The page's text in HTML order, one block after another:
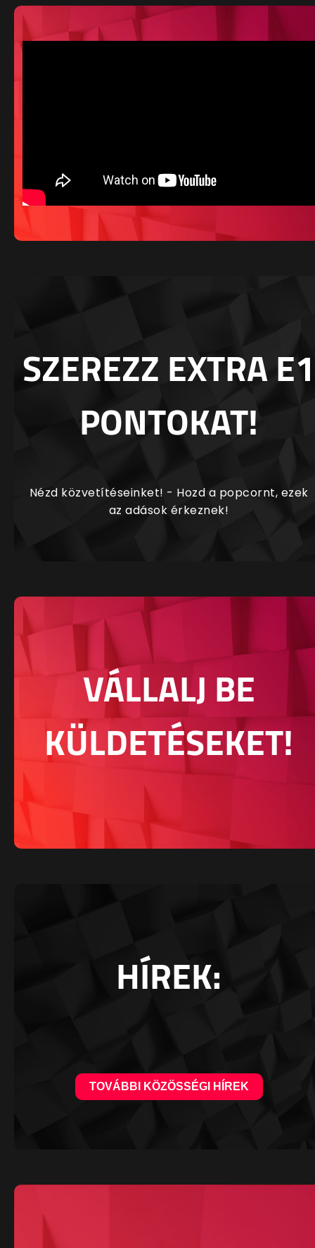
SZEREZZ EXTRA E1
PONTOKAT!
Nézd közvetítéseinket! - Hozd a popcornt, ezek
az adások érkeznek!
VÁLLALJ BE
KÜLDETÉSEKET!
HÍREK:
TOVÁBBI KÖZÖSSÉGI HÍREK